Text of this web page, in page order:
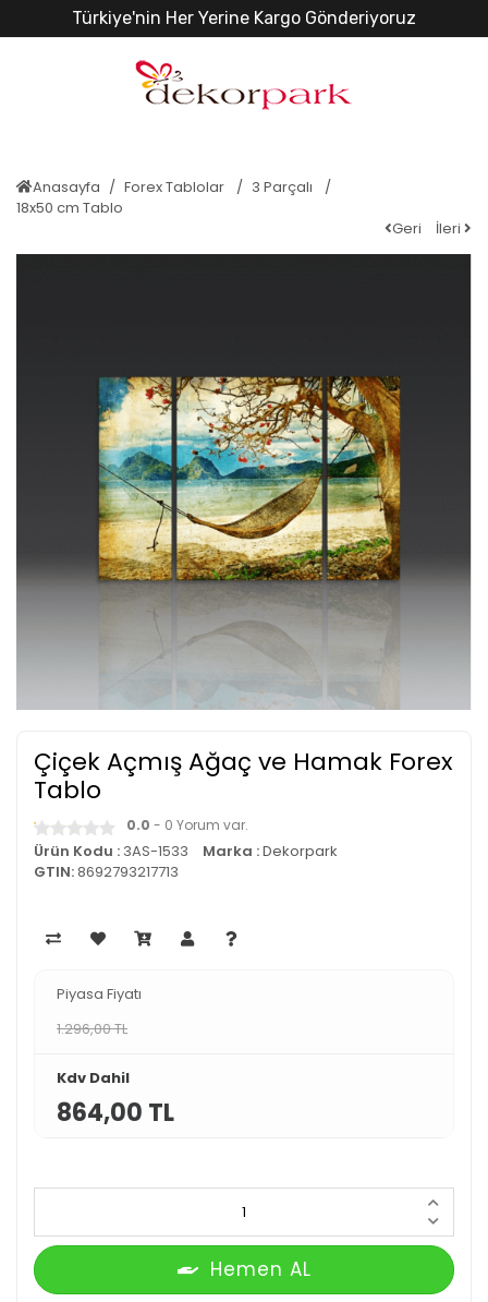
Türkiye'nin Her Yerine Kargo Gönderiyoruz
Anasayfa Forex Tablolar
3 Parçalı
18x50 cm Tablo
Geri
İleri
Çiçek Açmış Ağaç ve Hamak Forex
Tablo
0.0 - 0 Yorum var.
Ürün Kodu : 3AS-1533 Marka :Dekorpark
GTIN:8692793217713
Piyasa Fiyatı
1.296,00 TL
Kdv Dahil
864,00 TL
Hemen AL